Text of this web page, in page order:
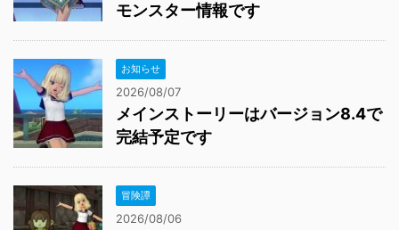
モンスター情報です
お知らせ
2026/08/07
メインストーリーはバージョン8.4で
完結予定です
冒険譚
2026/08/06